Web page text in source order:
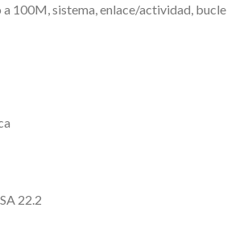
100M, sistema, enlace/actividad, bucle
22.2